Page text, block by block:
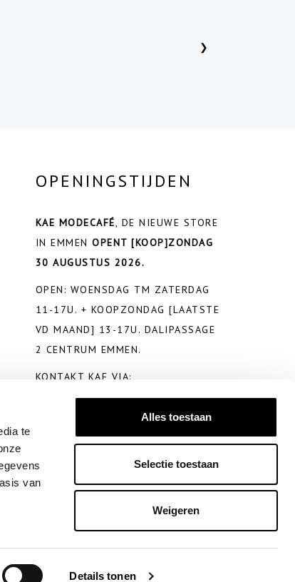
te
van
Details tonen
Alles toestaan
Selectie toestaan
Weigeren
❯
OPENINGSTIJDEN
KAE MODECAFÉ , DE NIEUWE STORE
IN EMMEN OPENT [KOOP]ZONDAG
30 AUGUSTUS 2026.
OPEN: WOENSDAG TM ZATERDAG
11-17U. + KOOPZONDAG [LAATSTE
VD MAAND] 13-17U. DALIPASSAGE
2 CENTRUM EMMEN.
KONTAKT KAE VIA:
SHOP@KAEMODE.NLOFW’APP +31